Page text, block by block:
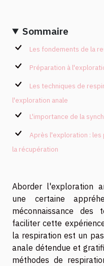
Sommaire
Les fondements de la
Préparation à
Les techniques de
l'exploration anale
L'importance de la
Après l'exploration :
la récupération
Aborder l'exploration
une certaine
méconnaissance des
faciliter cette
la respiration est un
anale détendue et
méthodes de